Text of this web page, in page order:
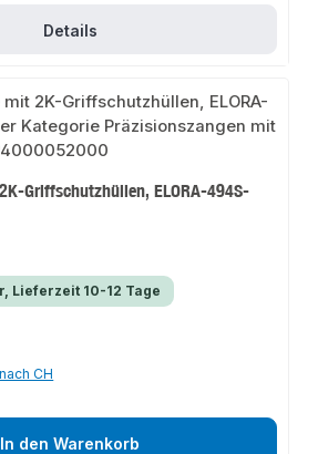
Details
Griffschutzhüllen, ELORA-494S-
Lieferzeit 10-12 Tage
CH
In den Warenkorb